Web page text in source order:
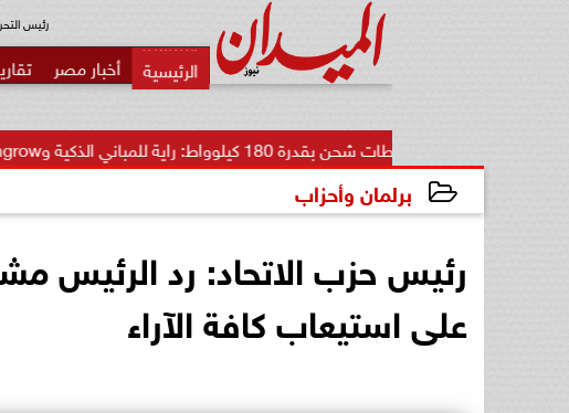
رئيس
أخبار مصر
برلمان وأحزاب
رئيس حزب الاتحاد: رد الرئيس
على استيعاب كافة الآراء